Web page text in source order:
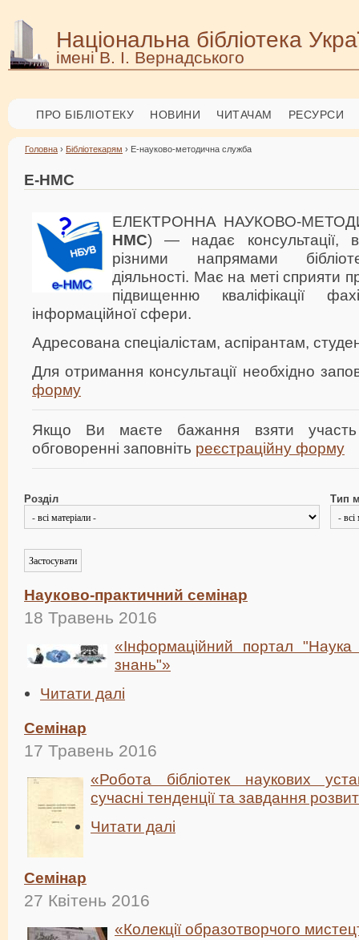
Національна бібліотека
імені В. І. Вернадського
ПРО БІБЛІОТЕКУ НОВИНИ ЧИТАЧАМ РЕСУРСИ
Головна › Бібліотекарям › Е-науково-методична служба
Е-НМС
ЕЛЕКТРОННА НАУКОВО-
НМС) — надає консультації,
різними напрямами
діяльності. Має на меті сприяти
підвищенню кваліфікації
інформаційної сфери.
Адресована спеціалістам, аспірантам,
Для отримання консультації необхідно
форму
Якщо Ви маєте бажання взяти
обговоренні заповніть реєстраційну форму
Розділ Тип
Науково-практичний семінар
18 Травень 2016
«Інформаційний портал
знань"»
Читати далі
Семінар
17 Травень 2016
«Робота бібліотек наукових
сучасні тенденції та завдання
Читати далі
Семінар
27 Квітень 2016
«Колекції образотворчого